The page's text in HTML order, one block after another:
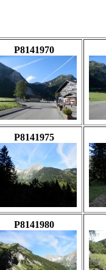
P8141970
P8141975
P8141980